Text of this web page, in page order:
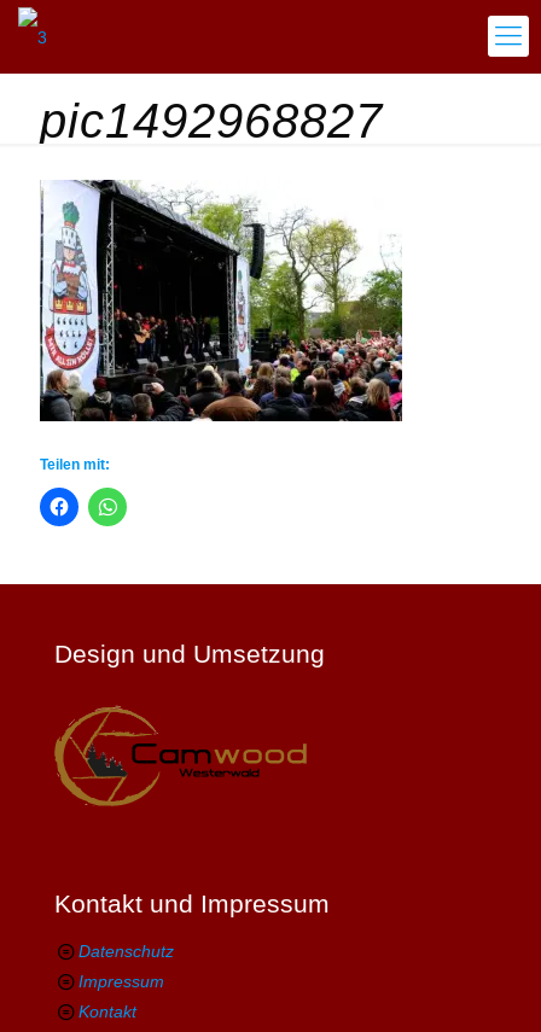
pic1492968827
Teilen mit:
Design und Umsetzung
Kontakt und Impressum
Datenschutz
Impressum
Kontakt